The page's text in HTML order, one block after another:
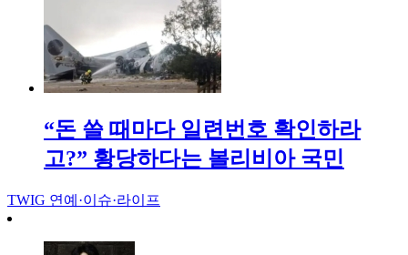
“돈 쓸 때마다 일련번호 확인하라
고?” 황당하다는 볼리비아 국민
TWIG 연예·이슈·라이프